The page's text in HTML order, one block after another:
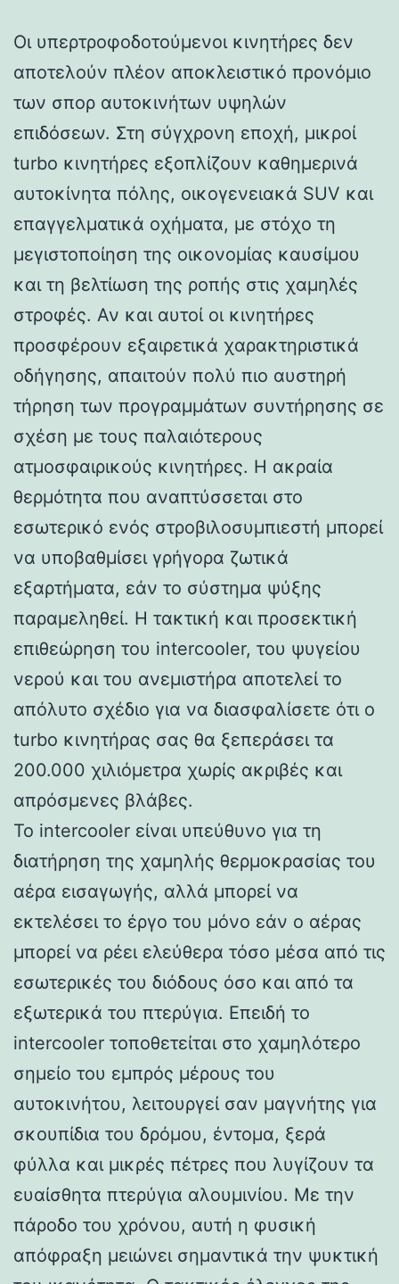
Οι υπερτροφοδοτούμενοι κινητήρες δεν
αποτελούν πλέον αποκλειστικό προνόμιο
των σπορ αυτοκινήτων υψηλών
επιδόσεων. Στη σύγχρονη εποχή, μικροί
turbo κινητήρες εξοπλίζουν καθημερινά
αυτοκίνητα πόλης, οικογενειακά SUV και
επαγγελματικά οχήματα, με στόχο τη
μεγιστοποίηση της οικονομίας καυσίμου
και τη βελτίωση της ροπής στις χαμηλές
στροφές. Αν και αυτοί οι κινητήρες
προσφέρουν εξαιρετικά χαρακτηριστικά
οδήγησης, απαιτούν πολύ πιο αυστηρή
τήρηση των προγραμμάτων συντήρησης σε
σχέση με τους παλαιότερους
ατμοσφαιρικούς κινητήρες. Η ακραία
θερμότητα που αναπτύσσεται στο
εσωτερικό ενός στροβιλοσυμπιεστή μπορεί
να υποβαθμίσει γρήγορα ζωτικά
εξαρτήματα, εάν το σύστημα ψύξης
παραμεληθεί. Η τακτική και προσεκτική
επιθεώρηση του intercooler, του ψυγείου
νερού και του ανεμιστήρα αποτελεί το
απόλυτο σχέδιο για να διασφαλίσετε ότι ο
turbo κινητήρας σας θα ξεπεράσει τα
200.000 χιλιόμετρα χωρίς ακριβές και
απρόσμενες βλάβες.
Το intercooler είναι υπεύθυνο για τη
διατήρηση της χαμηλής θερμοκρασίας του
αέρα εισαγωγής, αλλά μπορεί να
εκτελέσει το έργο του μόνο εάν ο αέρας
μπορεί να ρέει ελεύθερα τόσο μέσα από τις
εσωτερικές του διόδους όσο και από τα
εξωτερικά του πτερύγια. Επειδή το
intercooler τοποθετείται στο χαμηλότερο
σημείο του εμπρός μέρους του
αυτοκινήτου, λειτουργεί σαν μαγνήτης για
σκουπίδια του δρόμου, έντομα, ξερά
φύλλα και μικρές πέτρες που λυγίζουν τα
ευαίσθητα πτερύγια αλουμινίου. Με την
πάροδο του χρόνου, αυτή η φυσική
απόφραξη μειώνει σημαντικά την ψυκτική